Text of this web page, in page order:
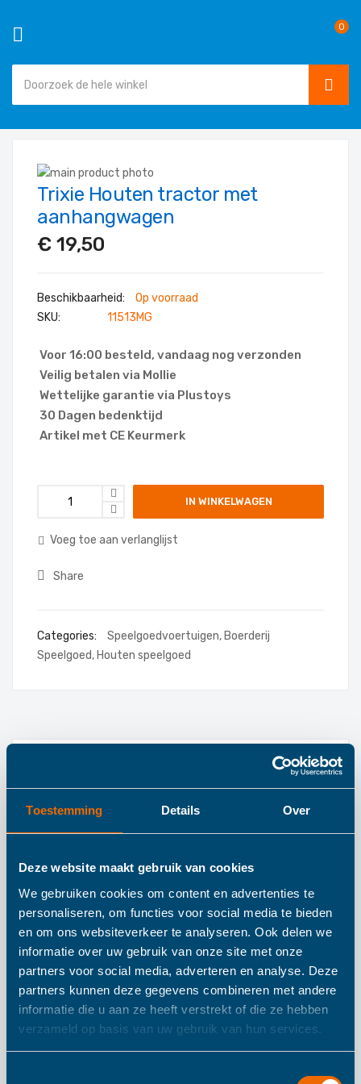
Toestemming Details Over
Deze website maakt gebruik van cookies
We gebruiken cookies om content en advertenties te
personaliseren, om functies voor social media te bieden
en om ons websiteverkeer te analyseren. Ook delen we
informatie over uw gebruik van onze site met onze
partners voor social media, adverteren en analyse. Deze
partners kunnen deze gegevens combineren met andere
informatie die u aan ze heeft verstrekt of die ze hebben
verzameld op basis van uw gebruik van hun services.
0
Ga
naar
het
van
Ga
naar
begin
Trixie Houten tractor met
aanhangwagen
€ 19,50
Op voorraad
SKU
11513MG
Voor 16:00 besteld, vandaag nog verzonden
Veilig betalen via Mollie
Wettelijke garantie via Plustoys
30 Dagen bedenktijd
Artikel met CE Keurmerk
IN WINKELWAGEN
Voeg toe aan verlanglijst
Share
Categories: Speelgoedvoertuigen, Boerderij
Speelgoed, Houten speelgoed
Trixie Houten
tractor met
aanhangwagen
Op stap met alle dieren! Je kunt de vrachtwagen en alle
dieren samen met het touwtje aan de voorkant trekken.
De openingen aan de zijkant van de truck dagen kinderen
uit om te puzzelen en hun fijne motoriek te verbeteren.
Schuif de bovenkant van de vrachtwagen open om alle